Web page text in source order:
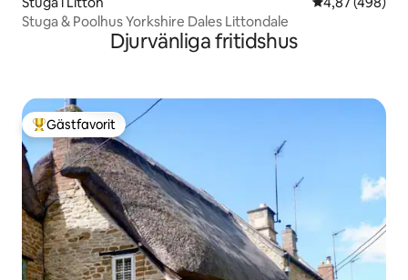
Stuga & Poolhus Yorkshire Dales Littondale
Djurvänliga fritidshus
Populär gästfavorit
Gästfavorit